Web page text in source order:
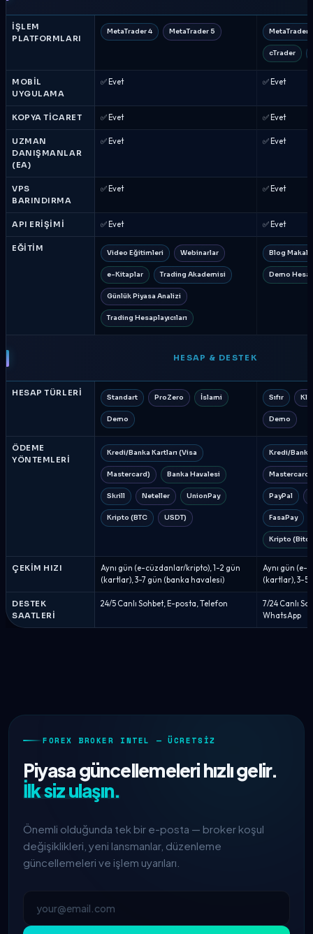
İŞLEM
PLATFORMLARI
MetaTrader 4 MetaTrader 5 MetaTrader
cTrader
MOBIL
UYGULAMA
✅ Evet ✅ Evet
KOPYA TICARET ✅ Evet ✅ Evet
UZMAN
DANIŞMANLAR
(EA)
✅ Evet ✅ Evet
VPS
BARINDIRMA
✅ Evet ✅ Evet
API ERIŞIMI ✅ Evet ✅ Evet
EĞITIM Video Eğitimleri Webinarlar
e-Kitaplar Trading Akademisi
Günlük Piyasa Analizi
Trading Hesaplayıcıları
Blog
Demo
HESAP & DESTEK
HESAP TÜRLERI Standart ProZero İslami
Demo
Sıfır
Demo
ÖDEME
YÖNTEMLERI
Kredi/Banka Kartları (Visa
Mastercard) Banka Havalesi
Skrill Neteller UnionPay
Kripto (BTC USDT)
Kredi/Banka
Mastercard)
PayPal
FasaPay
Kripto
ÇEKIM HIZI
Aynı gün (e-cüzdanlar/kripto), 1-2 gün
(kartlar), 3-7 gün (banka havalesi)
Aynı gün (e-
(kartlar), 3-5
DESTEK
SAATLERI
24/5 Canlı Sohbet, E-posta, Telefon
7/24 Canlı
WhatsApp
FOREX BROKER INTEL — ÜCRETSIZ
Piyasa güncellemeleri hızlı gelir.
İlk siz ulaşın.
Önemli olduğunda tek bir e-posta — broker koşul
değişiklikleri, yeni lansmanlar, düzenleme
güncellemeleri ve işlem uyarıları.